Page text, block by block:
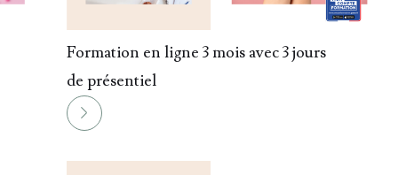
Formation en ligne 3 mois avec 3 jours
de présentiel